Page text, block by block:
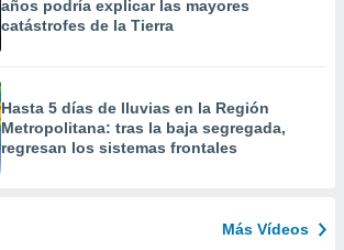
años podría explicar las mayores
catástrofes de la Tierra
Hasta 5 días de lluvias en la Región
Metropolitana: tras la baja segregada,
regresan los sistemas frontales
Más Vídeos